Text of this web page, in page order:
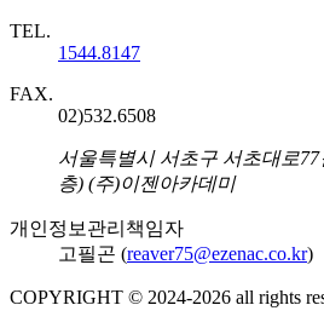
TEL.
1544.8147
FAX.
02)532.6508
서울특별시 서초구 서초대로
층) (주)이젠아카데미
개인정보관리책임자
고필곤 (reaver75@ezenac.co.kr)
COPYRIGHT © 2024-2026 all rights